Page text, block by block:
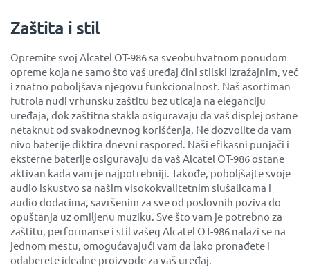
Zaštita i stil
Opremite svoj Alcatel OT-986 sa sveobuhvatnom ponudom
opreme koja ne samo što vaš uređaj čini stilski izražajnim, već
i znatno poboljšava njegovu funkcionalnost. Naš asortiman
futrola nudi vrhunsku zaštitu bez uticaja na eleganciju
uređaja, dok zaštitna stakla osiguravaju da vaš displej ostane
netaknut od svakodnevnog korišćenja. Ne dozvolite da vam
nivo baterije diktira dnevni raspored. Naši efikasni punjači i
eksterne baterije osiguravaju da vaš Alcatel OT-986 ostane
aktivan kada vam je najpotrebniji. Takođe, poboljšajte svoje
audio iskustvo sa našim visokokvalitetnim slušalicama i
audio dodacima, savršenim za sve od poslovnih poziva do
opuštanja uz omiljenu muziku. Sve što vam je potrebno za
zaštitu, performanse i stil vašeg Alcatel OT-986 nalazi se na
jednom mestu, omogućavajući vam da lako pronađete i
odaberete idealne proizvode za vaš uređaj.